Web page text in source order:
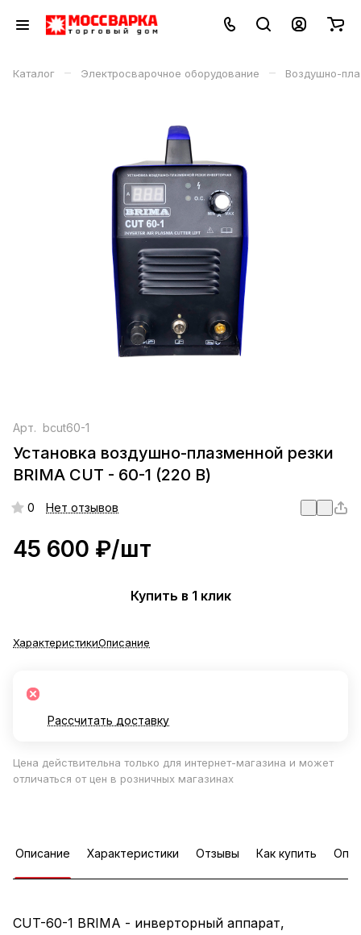
Каталог – Электросварочное оборудование – Воздушно-
Арт. bcut60-1
Установка воздушно-плазменной резки
BRIMA CUT - 60-1 (220 В)
0 Нет отзывов
45 600 ₽/шт
Купить в 1 клик
ХарактеристикиОписание
Рассчитать доставку
Цена действительна только для интернет-магазина и может
отличаться от цен в розничных магазинах
Описание Характеристики Отзывы Как купить
CUT-60-1 BRIMA - инверторный аппарат,